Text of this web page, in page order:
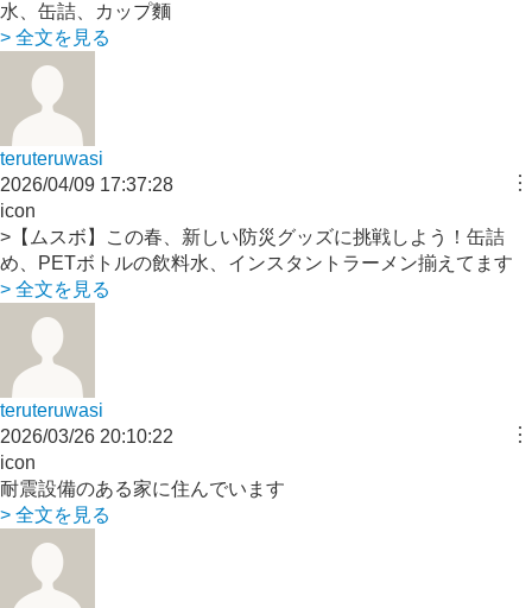
水、缶詰、カップ麵
> 全文を見る
teruteruwasi
︙
2026/04/09 17:37:28
icon
>【ムスボ】この春、新しい防災グッズに挑戦しよう！缶詰
め、PETボトルの飲料水、インスタントラーメン揃えてます
> 全文を見る
teruteruwasi
︙
2026/03/26 20:10:22
icon
耐震設備のある家に住んでいます
> 全文を見る